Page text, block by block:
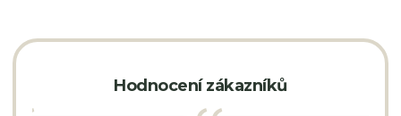
Hodnocení zákazníků